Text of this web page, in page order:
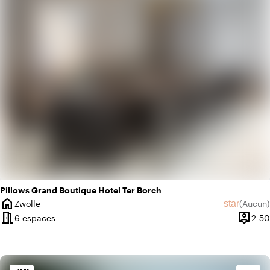
Pillows Grand Boutique Hotel Ter Borch
home
Ville
Zwolle star(Aucun)
Aucun
meeting_room6 espaces person_pin2-50